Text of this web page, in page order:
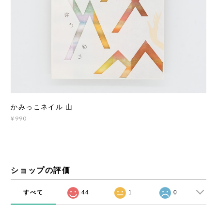
かみっこネイル 山
¥990
ショップの評価
すべて 44 1 0